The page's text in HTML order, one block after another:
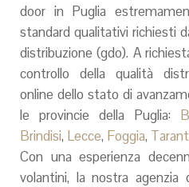
door in Puglia
standard qualitativi richiesti
distribuzione (gdo). A
controllo della qualità
online dello stato di
le provincie della Puglia:
Brindisi, Lecce, Foggia,
Con una esperienza
volantini, la nostra agenzia